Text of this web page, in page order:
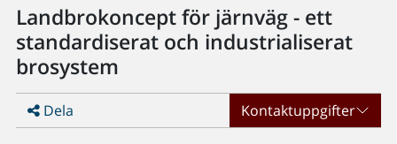
Landbrokoncept för järnväg - ett
standardiserat och industrialiserat
brosystem
Dela Kontaktuppgifter